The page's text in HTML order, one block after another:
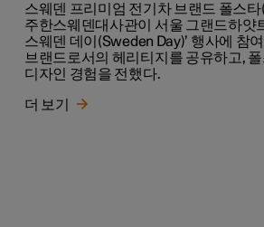
스웨덴 프리미엄 전기차 브랜드 폴스
주한스웨덴대사관이 서울 그랜드하얏
스웨덴 데이(Sweden Day)’ 행사에 참
브랜드로서의 헤리티지를 공유하고, 폴
디자인 경험을 전했다.
더 보기